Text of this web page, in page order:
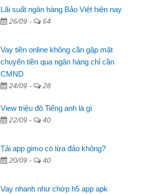
Lãi suất ngân hàng Bảo Việt hiện nay
26/09 - 64
Vay tiền online không cần gặp mặt
chuyển tiền qua ngân hàng chỉ cần
CMND
24/09 - 28
View triệu đô Tiếng anh là gì
22/09 - 40
Tải app gimo có lừa đảo không?
20/09 - 40
Vay nhanh như chớp h5 app apk